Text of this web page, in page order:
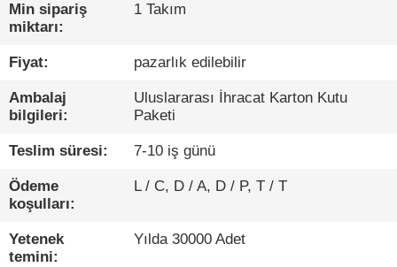
TURU
KALITE
KONTROL
BIZIMLE
ILETIŞIME
Min sipariş
miktarı:
1 Takım
Fiyat: pazarlık edilebilir
Ambalaj
bilgileri:
Uluslararası İhracat Karton Kutu
Paketi
Teslim süresi: 7-10 iş günü
Ödeme
koşulları:
L / C, D / A, D / P, T / T
Yetenek
temini:
Yılda 30000 Adet